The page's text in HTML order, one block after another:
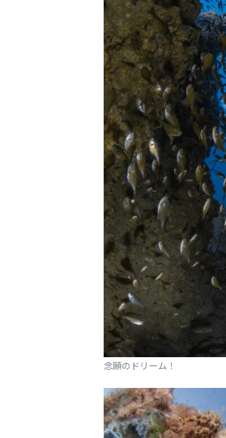
念願のドリーム！